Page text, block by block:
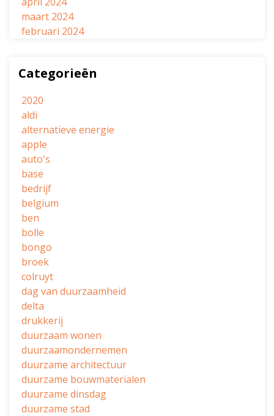
maart 2024
februari 2024
Categorieën
2020
aldi
alternatieve energie
apple
auto's
base
bedrijf
belgium
ben
bolle
bongo
broek
colruyt
dag van duurzaamheid
delta
drukkerij
duurzaam wonen
duurzaamondernemen
duurzame architectuur
duurzame bouwmaterialen
duurzame dinsdag
duurzame stad